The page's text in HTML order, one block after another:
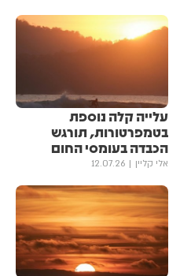
עלייה קלה נוספת
בטמפרטורות, תורגש
הכבדה בעומסי החום
אלי קליין 12.07.26